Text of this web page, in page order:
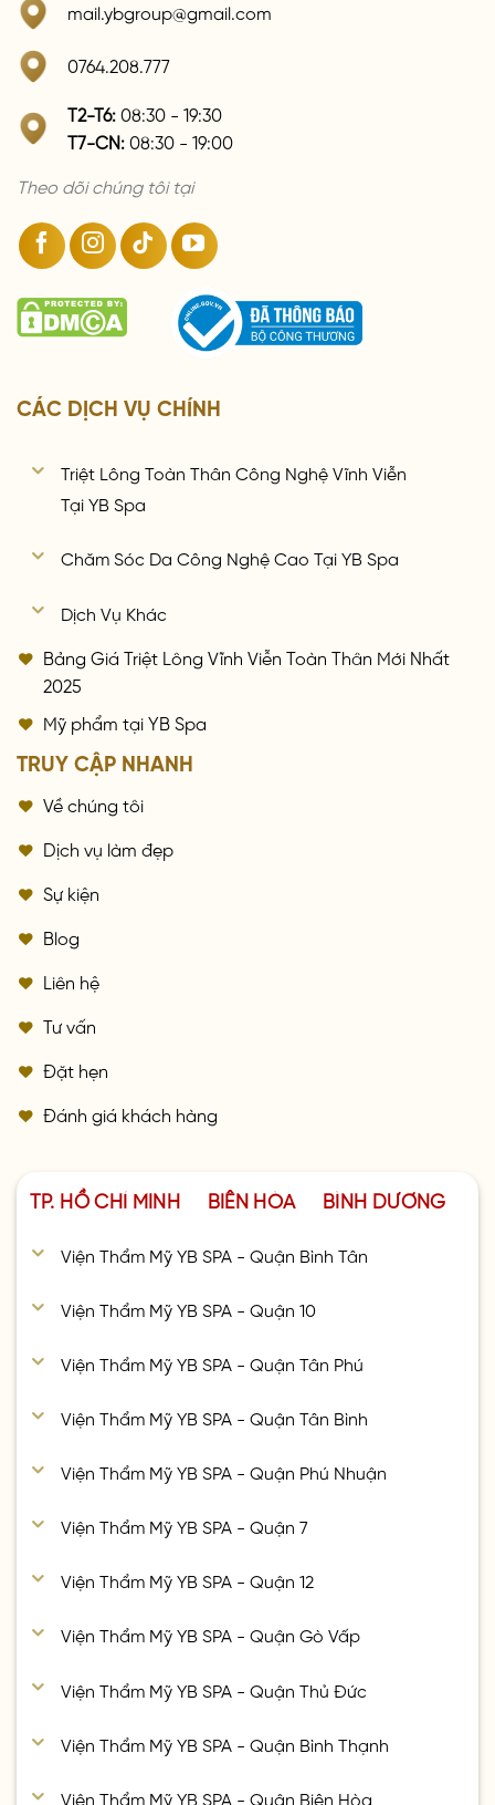
mail.ybgroup@gmail.com
0764.208.777
T2-T6: 08:30 - 19:30
T7-CN: 08:30 - 19:00
Theo dõi chúng tôi tại
CÁC DỊCH VỤ CHÍNH
Triệt Lông Toàn Thân Công Nghệ Vĩnh Viễn
Tại YB Spa
Chăm Sóc Da Công Nghệ Cao Tại YB Spa
Dịch Vụ Khác
Bảng Giá Triệt Lông Vĩnh Viễn Toàn Thân Mới Nhất
2025
Mỹ phẩm tại YB Spa
TRUY CẬP NHANH
Về chúng tôi
Dịch vụ làm đẹp
Sự kiện
Blog
Liên hệ
Tư vấn
Đặt hẹn
Đánh giá khách hàng
TP. HỒ CHÍ MINH BIÊN HÒA BÌNH DƯƠNG
Viện Thẩm Mỹ YB SPA - Quận Bình Tân
Viện Thẩm Mỹ YB SPA - Quận 10
Viện Thẩm Mỹ YB SPA - Quận Tân Phú
Viện Thẩm Mỹ YB SPA - Quận Tân Bình
Viện Thẩm Mỹ YB SPA - Quận Phú Nhuận
Viện Thẩm Mỹ YB SPA - Quận 7
Viện Thẩm Mỹ YB SPA - Quận 12
Viện Thẩm Mỹ YB SPA - Quận Gò Vấp
Viện Thẩm Mỹ YB SPA - Quận Thủ Đức
Viện Thẩm Mỹ YB SPA - Quận Bình Thạnh
Viện Thẩm Mỹ YB SPA - Quận Biên Hòa